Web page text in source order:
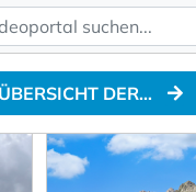
ZURÜCK ZUR ÜBERSICHT DER ALPENPÄSSE